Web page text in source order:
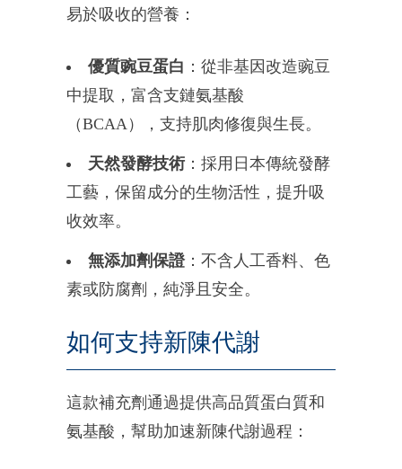
易於吸收的營養：
優質豌豆蛋白 ：從非基因改造豌豆
中提取，富含支鏈氨基酸
（BCAA），支持肌肉修復與生長。
天然發酵技術 ：採用日本傳統發酵
工藝，保留成分的生物活性，提升吸
收效率。
無添加劑保證：不含人工香料、色
素或防腐劑，純淨且安全。
如何支持新陳代謝
這款補充劑通過提供高品質蛋白質和
氨基酸，幫助加速新陳代謝過程：